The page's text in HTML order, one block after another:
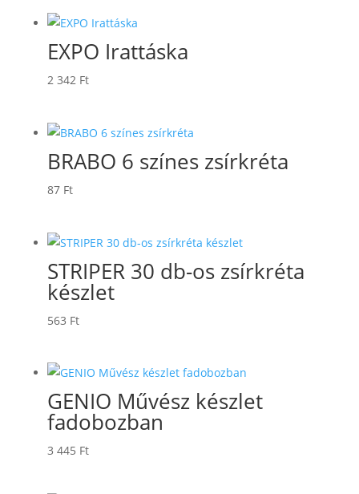
EXPO Irattáska
2 342 Ft
BRABO 6 színes zsírkréta
87 Ft
STRIPER 30 db-os zsírkréta
készlet
563 Ft
GENIO Művész készlet
fadobozban
3 445 Ft